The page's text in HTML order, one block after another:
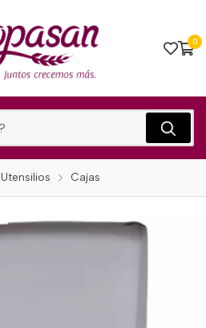
0
Utensilios Cajas